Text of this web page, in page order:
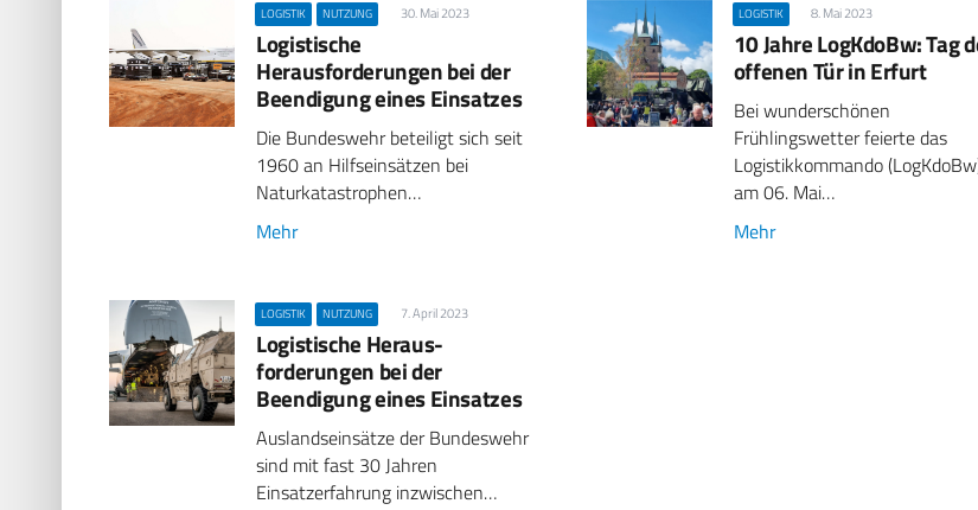
LOGISTIK NUTZUNG 30. Mai 2023
Logistische
Herausforderungen bei der
Beendigung eines Einsatzes
Die Bundeswehr beteiligt sich seit
1960 an Hilfseinsätzen bei
Naturkatastrophen…
Mehr
LOGISTIK 8. Mai 2023
10 Jahre LogKdoBw: Tag
offenen Tür in Erfurt
Bei wunderschönen
Frühlingswetter feierte das
Logistikkommando
am 06. Mai…
Mehr
LOGISTIK NUTZUNG 7. April 2023
Logistische Heraus­
forderungen bei der
Beendigung eines Einsatzes
Auslandseinsätze der Bundeswehr
sind mit fast 30 Jahren
Einsatzerfahrung inzwischen…